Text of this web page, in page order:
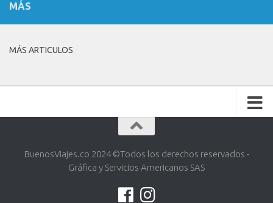
MÁS
MÁS ARTICULOS
BuenosViajes.co 2024 ©️Todos los derechos reservados -
Gráfica y Servicios Americanos SAS